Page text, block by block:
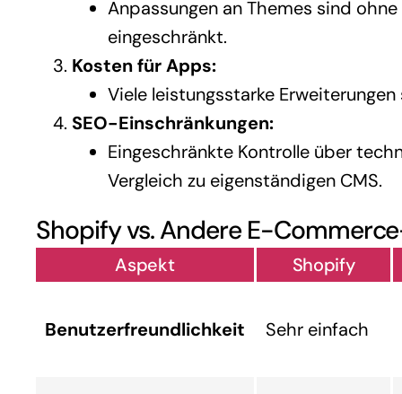
Anpassungen an Themes sind
eingeschränkt.
Kosten für Apps:
Viele leistungsstarke
SEO-Einschränkungen:
Eingeschränkte Kontrolle über
Vergleich zu eigenständigen CMS.
Shopify vs. Andere E-
Aspekt Shopify
Benutzerfreundlichkeit Sehr einfach